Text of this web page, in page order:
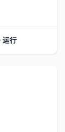
运行